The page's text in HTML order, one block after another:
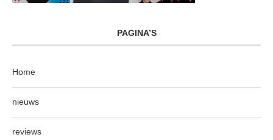
PAGINA’S
Home
nieuws
reviews